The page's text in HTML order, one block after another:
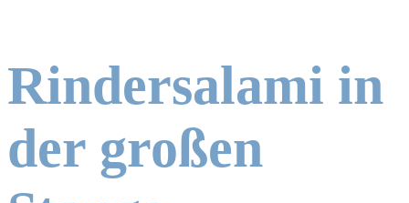
Rindersalami in
der großen